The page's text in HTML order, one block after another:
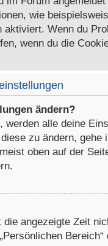
wie
Wenn du
wenn du die
ändern?
alle deine
zu ändern, gehe
oben auf der
angezeigte Zeit